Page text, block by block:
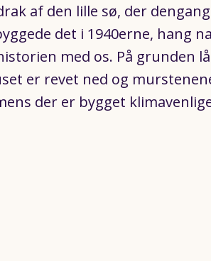
af den lille sø, der
det i 1940erne, hang
med os. På grunden
er revet ned og
der er bygget